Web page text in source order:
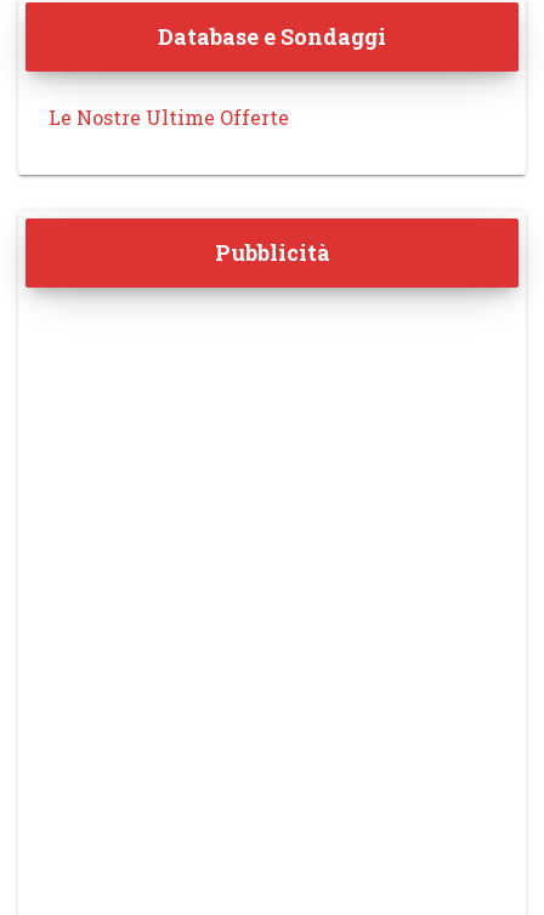
Database e Sondaggi
Le Nostre Ultime Offerte
Pubblicità